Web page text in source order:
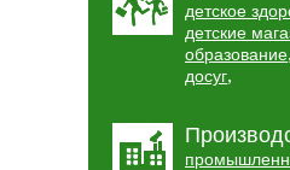
детское
детские
образование,
досуг,